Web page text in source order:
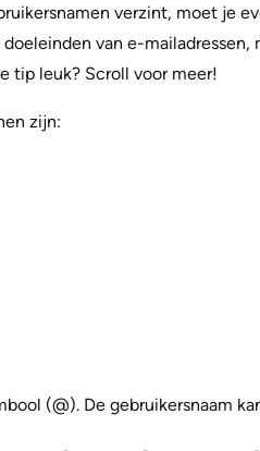
verzint, moet je
van e-
tip leuk? Scroll voor meer!
zijn:
(@). De gebruikersnaam